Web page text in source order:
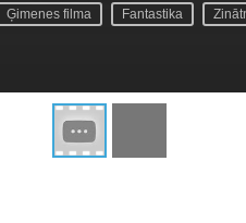
Ģimenes filma Fantastika